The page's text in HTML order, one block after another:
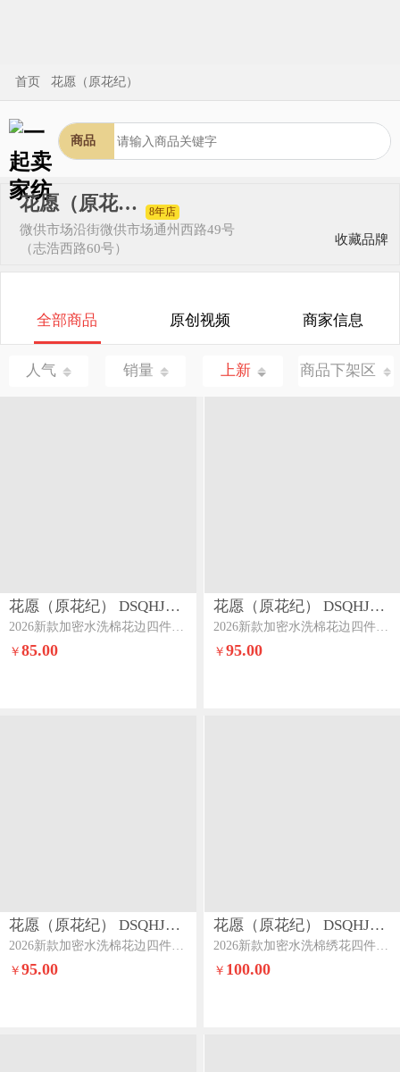
首页 花愿（原花纪）
商品
花愿（原花纪）8年店
微供市场沿街微供市场通州西路49号
（志浩西路60号）
收藏品牌
全部商品 原创视频 商家信息
人气 销量 上新 商品下架区
花愿（原花纪） DSQHJ915
￥85.00
花愿（原花纪） DSQHJ915
2026新款加密水洗棉花边四件套系列-云朵云朵-奶昔白+樱花粉
￥ 95.00
花愿（原花纪） DSQHJ915
2026新款加密水洗棉花边四件套系列-云朵云朵-奶昔白+香槟
￥95.00
花愿（原花纪） DSQHJ913
2026新款加密水洗棉绣花四件套系列-暗香暗香-蔷薇紫
￥ 100.00